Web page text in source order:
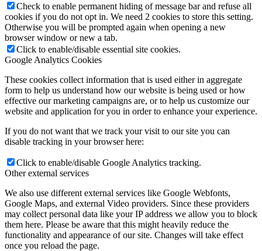
Check to enable permanent hiding of message bar and refuse all
cookies if you do not opt in. We need 2 cookies to store this setting.
Otherwise you will be prompted again when opening a new
browser window or new a tab.
Click to enable/disable essential site cookies.
Google Analytics Cookies
These cookies collect information that is used either in aggregate
form to help us understand how our website is being used or how
effective our marketing campaigns are, or to help us customize our
website and application for you in order to enhance your experience.
If you do not want that we track your visit to our site you can
disable tracking in your browser here:
Click to enable/disable Google Analytics tracking.
Other external services
We also use different external services like Google Webfonts,
Google Maps, and external Video providers. Since these providers
may collect personal data like your IP address we allow you to block
them here. Please be aware that this might heavily reduce the
functionality and appearance of our site. Changes will take effect
once you reload the page.